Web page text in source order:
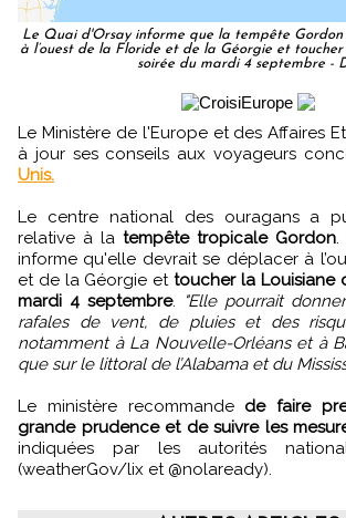
Le Quai d'Orsay informe que la tempête
à l’ouest de la Floride et de la Géorgie et
soirée du mardi 4 septembre -
Le Ministère de l'Europe et des Affaires Etrangères a remis
à jour ses conseils aux voyageurs
Unis.
Le centre national des ouragans a
relative à la tempête tropicale Gordon.
informe qu'elle devrait se déplacer à
et de la Géorgie ettoucher la Louisiane
mardi 4 septembre.
"Elle pourrait
rafales de vent, de pluies et des
notamment à La Nouvelle-Orléans et à
que sur le littoral de l’Alabama et du
Le ministère recommande de faire
grande prudence et de suivre les
indiquées par les autorités
(weatherGov/lix et @nolaready).